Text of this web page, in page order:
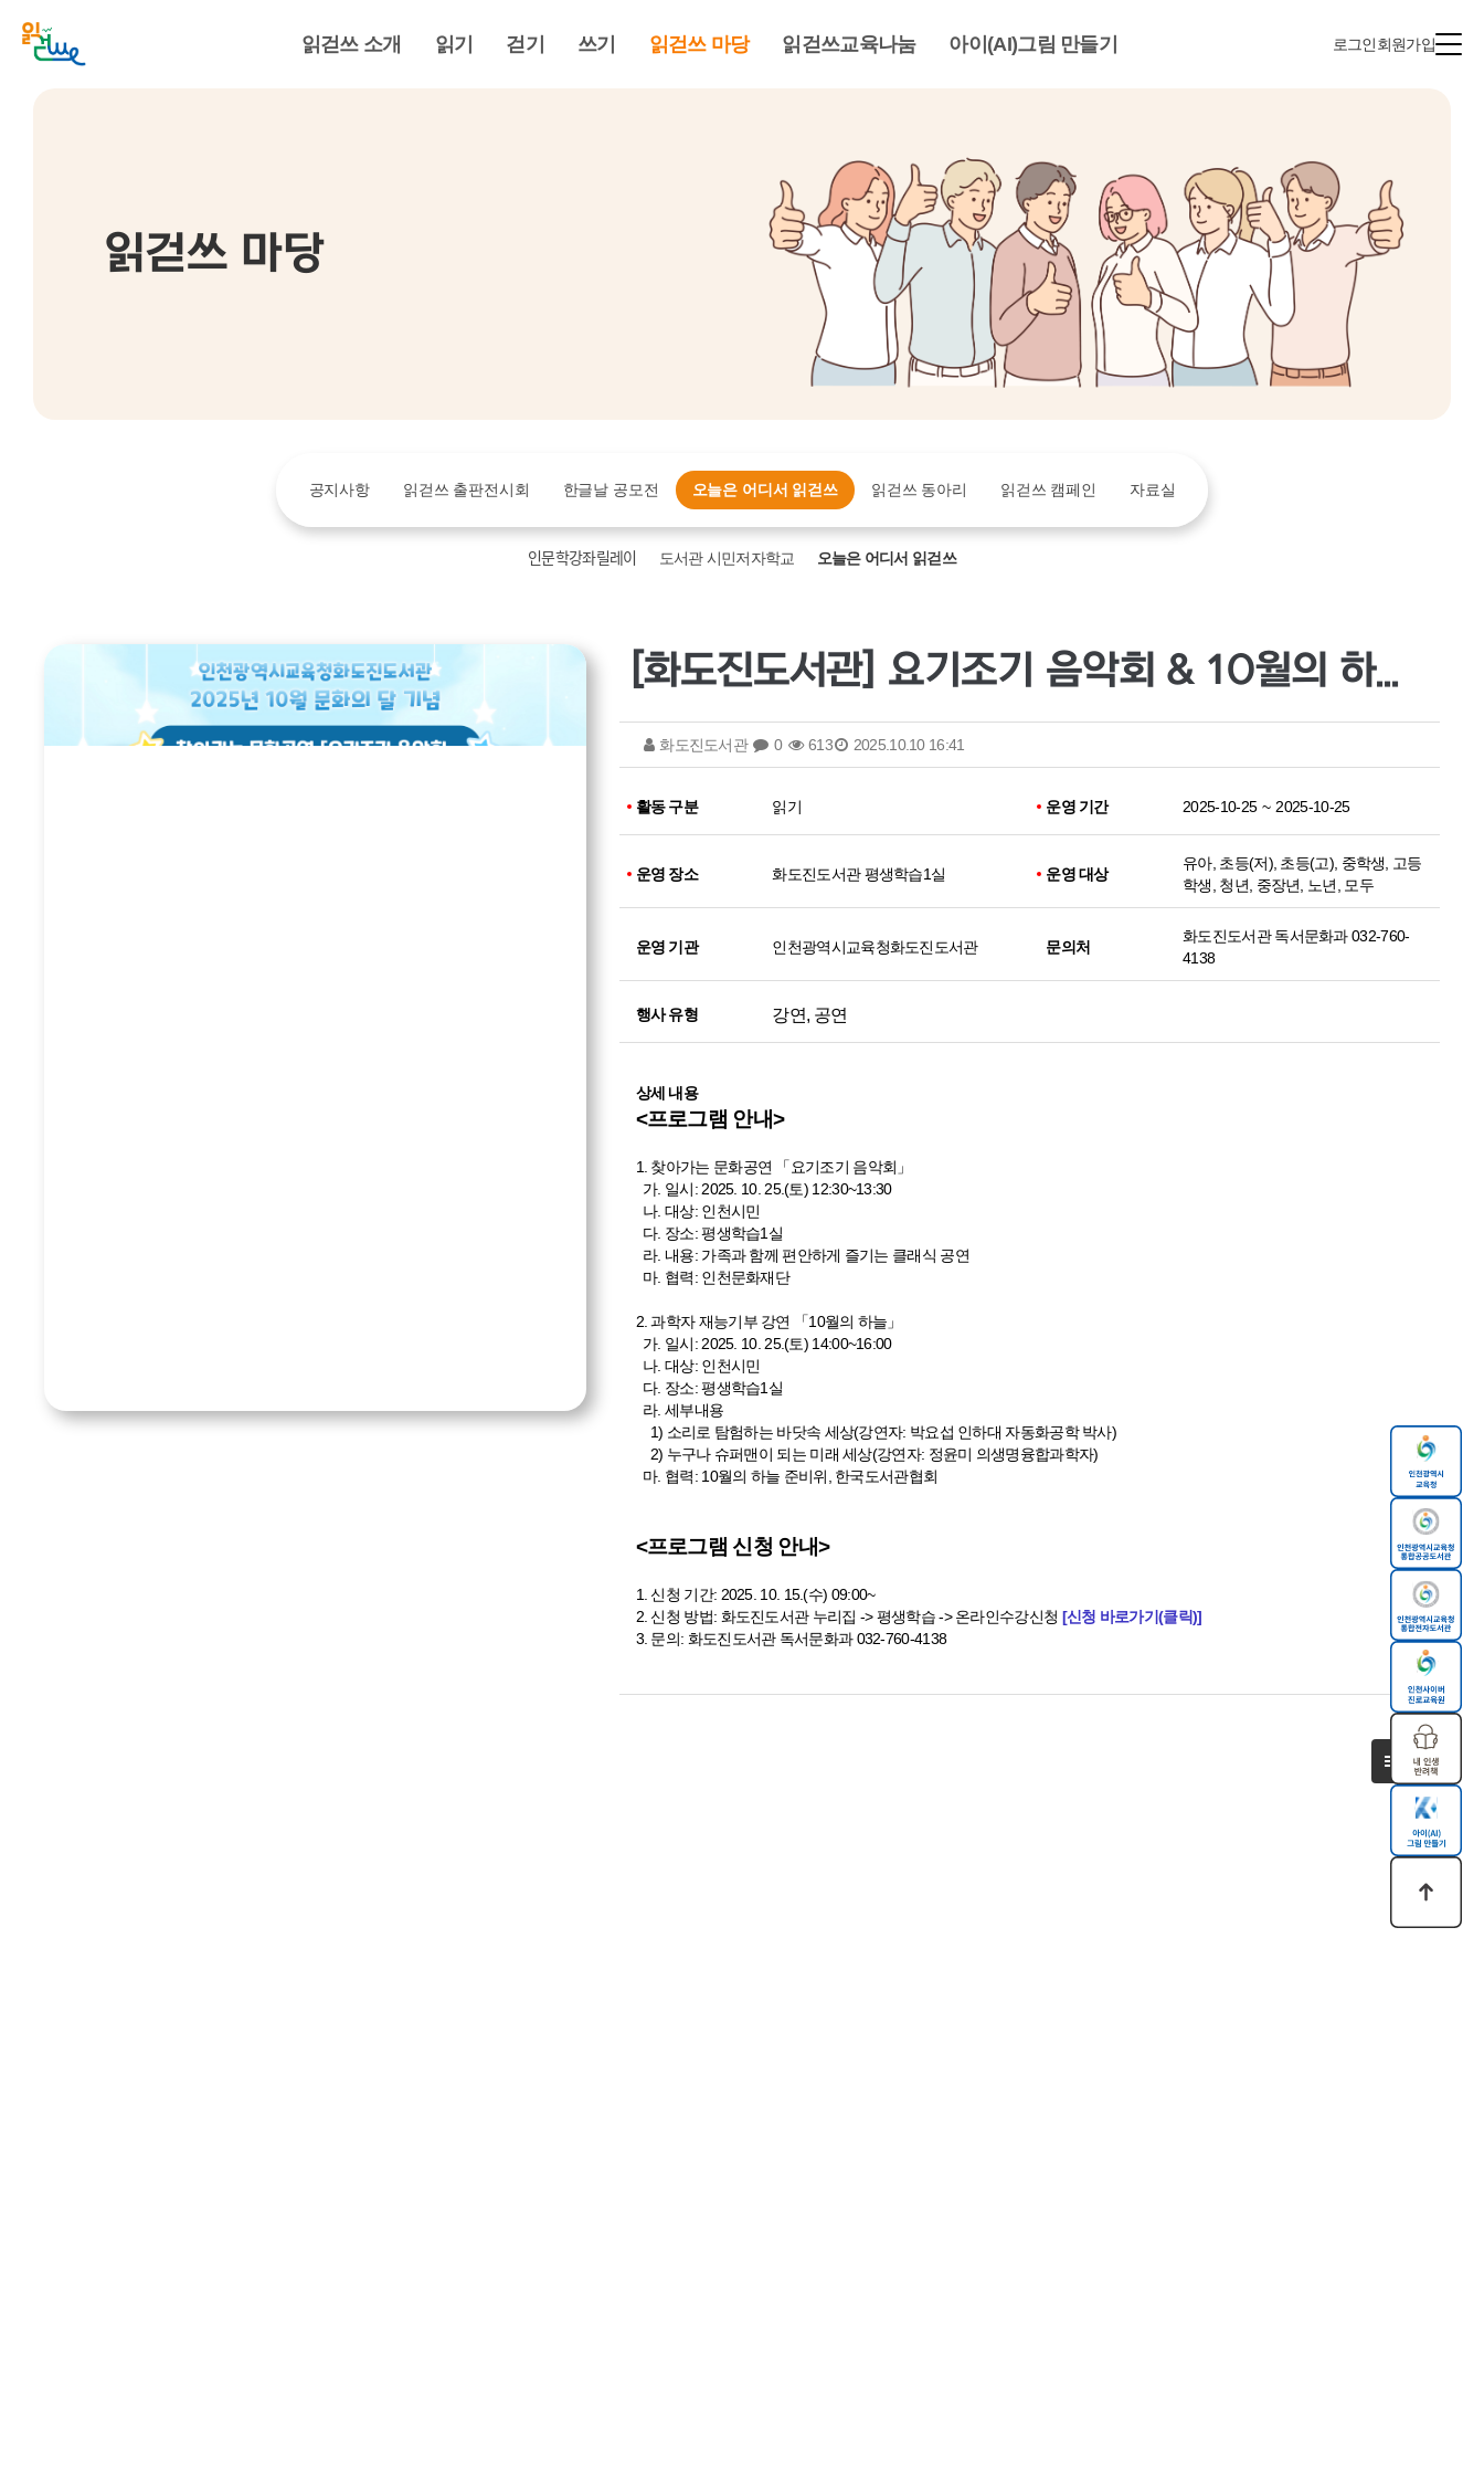
읽걷쓰 소개 읽기 걷기 쓰기 읽걷쓰 마당 읽걷쓰교육나눔 아이(AI)그림 만들기 로그인회원가입
읽걷쓰 마당
공지사항 읽걷쓰 출판전시회 한글날 공모전 오늘은 어디서 읽걷쓰 읽걷쓰 동아리 읽걷쓰 캠페인 자료실
인문학강좌릴레이 도서관 시민저자학교 오늘은 어디서 읽걷쓰
[화도진도서관] 요기조기 음악회 & 10월의 하늘 운영
화도진도서관 0 613 2025.10.10 16:41
활동 구분 읽기 운영 기간 2025-10-25 ~ 2025-10-25
운영 장소 화도진도서관 평생학습1실 운영 대상
유아, 초등(저), 초등(고), 중학생, 고등
학생, 청년, 중장년, 노년, 모두
운영 기관 인천광역시교육청화도진도서관 문의처
화도진도서관 독서문화과 032-760-
4138
행사 유형 강연, 공연
상세 내용
<프로그램 안내>
1. 찾아가는 문화공연 「요기조기 음악회」
가. 일시: 2025. 10. 25.(토) 12:30~13:30
나. 대상: 인천시민
다. 장소: 평생학습1실
라. 내용: 가족과 함께 편안하게 즐기는 클래식 공연
마. 협력: 인천문화재단
2. 과학자 재능기부 강연 「10월의 하늘」
가. 일시: 2025. 10. 25.(토) 14:00~16:00
나. 대상: 인천시민
다. 장소: 평생학습1실
라. 세부내용
1) 소리로 탐험하는 바닷속 세상(강연자: 박요섭 인하대 자동화공학 박사)
2) 누구나 슈퍼맨이 되는 미래 세상(강연자: 정윤미 의생명융합과학자)
마. 협력: 10월의 하늘 준비위, 한국도서관협회
<프로그램 신청 안내>
1. 신청 기간: 2025. 10. 15.(수) 09:00~
2. 신청 방법: 화도진도서관 누리집 -> 평생학습 -> 온라인수강신청 [신청 바로가기(클릭)]
3. 문의: 화도진도서관 독서문화과 032-760-4138
목록